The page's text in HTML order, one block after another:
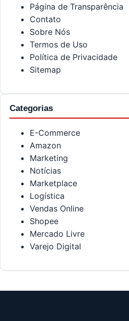
Página de Transparência
Contato
Sobre Nós
Termos de Uso
Política de Privacidade
Sitemap
Categorias
E-Commerce
Amazon
Marketing
Notícias
Marketplace
Logística
Vendas Online
Shopee
Mercado Livre
Varejo Digital